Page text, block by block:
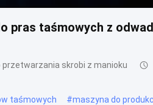
pras taśmowych z
przetwarzania skrobi z manioku
taśmowych #maszyna do